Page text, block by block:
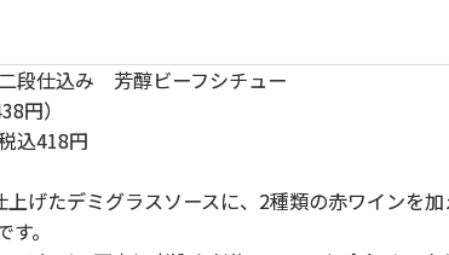
二段仕込み 芳醇ビーフシチュー
円）
込418円
上げたデミグラスソースに、2種類の赤ワインを
。